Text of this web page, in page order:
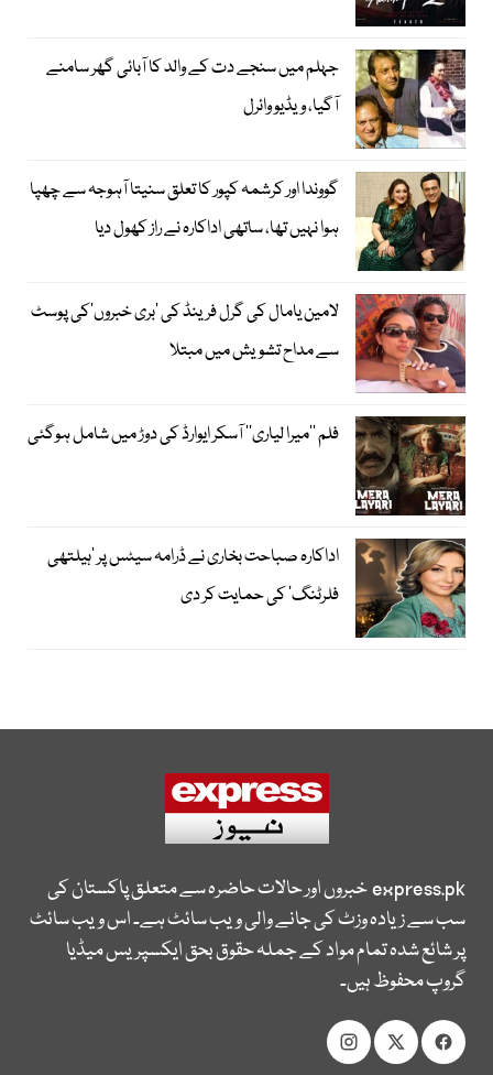
جہلم میں سنجے دت کے والد کا آبائی گھر سامنے
آگیا، ویڈیو وائرل
گووندا اور کرشمہ کپور کا تعلق سنیتا آہوجہ سے چھپا
ہوا نہیں تھا، ساتھی اداکارہ نے راز کھول دیا
لامین یامال کی گرل فرینڈ کی ’بری خبروں‘کی پوسٹ
سے مداح تشویش میں مبتلا
فلم ’’میرا لیاری‘‘ آسکر ایوارڈ کی دوڑ میں شامل ہوگئی
اداکارہ صباحت بخاری نے ڈرامہ سیٹس پر ’ہیلتھی
فلرٹنگ‘ کی حمایت کر دی
express.pkخبروں اور حالات حاضرہ سے متعلق پاکستان کی
سب سے زیادہ وزٹ کی جانے والی ویب سائٹ ہے۔ اس ویب سائٹ
پر شائع شدہ تمام مواد کے جملہ حقوق بحق ایکسپریس میڈیا
گروپ محفوظ ہیں۔